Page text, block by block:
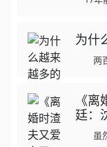
为什
两百
《
廷：
虽然